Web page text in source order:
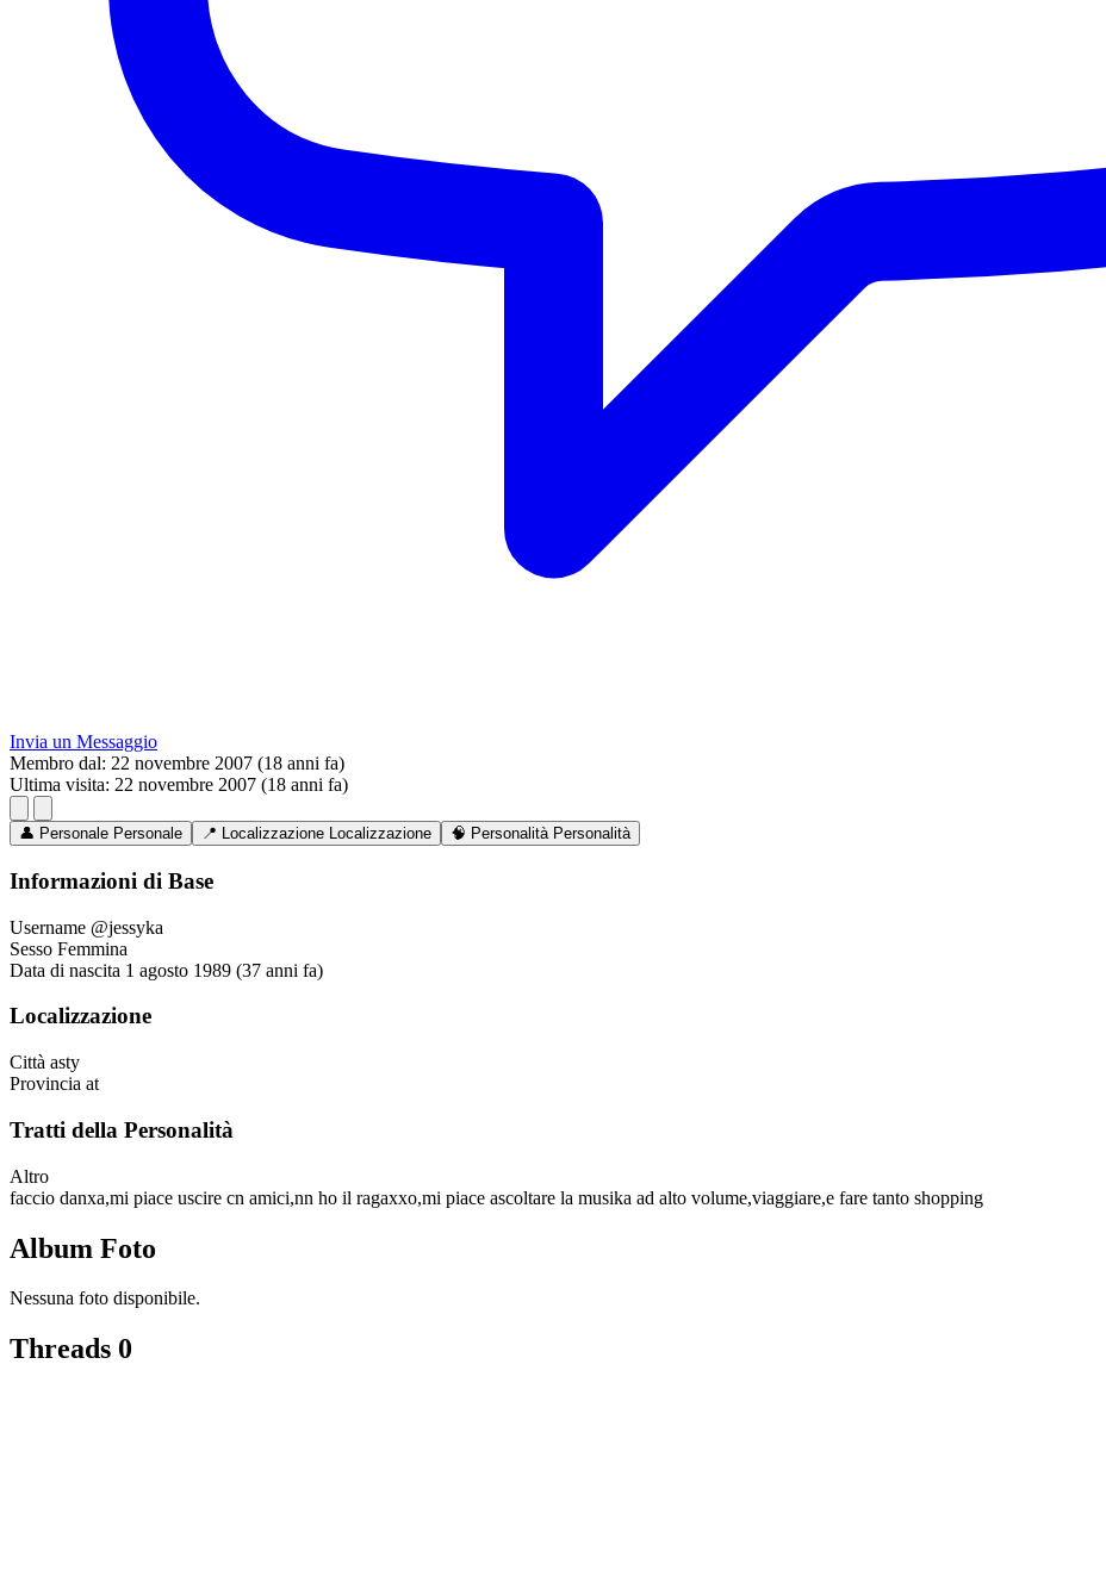
Invia un Messaggio
Membro dal: 22 novembre 2007 (18 anni fa)
Ultima visita: 22 novembre 2007 (18 anni fa)
👤 Personale Personale 📍 Localizzazione Localizzazione 🧠 Personalità Personalità
Informazioni di Base
Username @jessyka
Sesso Femmina
Data di nascita 1 agosto 1989 (37 anni fa)
Localizzazione
Città asty
Provincia at
Tratti della Personalità
Altro
faccio danxa,mi piace uscire cn amici,nn ho il ragaxxo,mi piace ascoltare la musika ad alto volume,viaggiare,e fare tanto shopping
Album Foto
Nessuna foto disponibile.
Threads 0